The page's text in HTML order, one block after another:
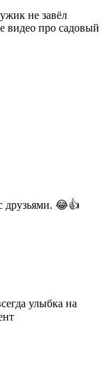
не завёл
видео про садовый
друзьями. 😂👍
улыбка на